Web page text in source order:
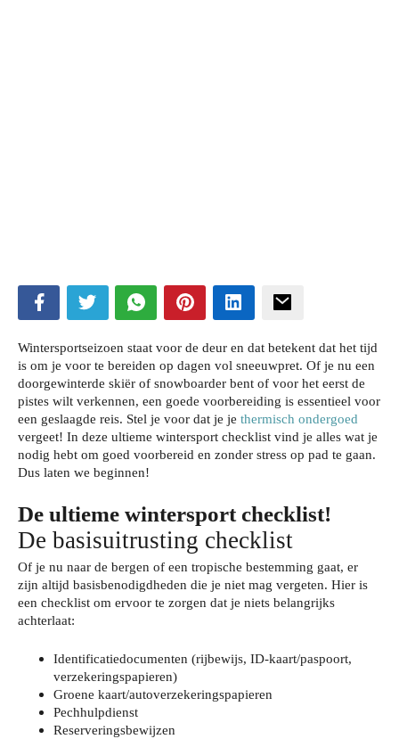
Wintersportseizoen staat voor de deur en dat betekent dat het tijd
is om je voor te bereiden op dagen vol sneeuwpret. Of je nu een
doorgewinterde skiër of snowboarder bent of voor het eerst de
pistes wilt verkennen, een goede voorbereiding is essentieel voor
een geslaagde reis. Stel je voor dat je je thermisch ondergoed
vergeet! In deze ultieme wintersport checklist vind je alles wat je
nodig hebt om goed voorbereid en zonder stress op pad te gaan.
Dus laten we beginnen!
De ultieme wintersport checklist!
De basisuitrusting checklist
Of je nu naar de bergen of een tropische bestemming gaat, er
zijn altijd basisbenodigdheden die je niet mag vergeten. Hier is
een checklist om ervoor te zorgen dat je niets belangrijks
achterlaat:
Identificatiedocumenten (rijbewijs, ID-kaart/paspoort,
verzekeringspapieren)
Groene kaart/autoverzekeringspapieren
Pechhulpdienst
Reserveringsbewijzen